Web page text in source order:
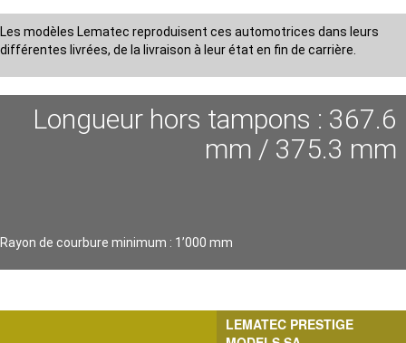
Les modèles Lematec reproduisent ces automotrices dans leurs
différentes livrées, de la livraison à leur état en fin de carrière.
Longueur hors tampons : 367.6
mm / 375.3 mm
Rayon de courbure minimum : 1’000 mm
LEMATEC PRESTIGE